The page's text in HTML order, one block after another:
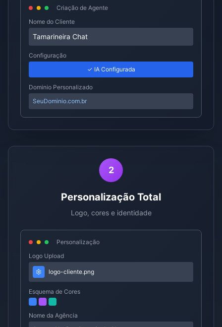
Criação de Agente
Nome do Cliente
Tamarineira Chat
Configuração
✓ IA Configurada
Dominio Personalizado
SeuDominio.com.br
2
Personalização Total
Logo, cores e identidade
Personalização
Logo Upload
logo-cliente.png
Esquema de Cores
Nome da Agência